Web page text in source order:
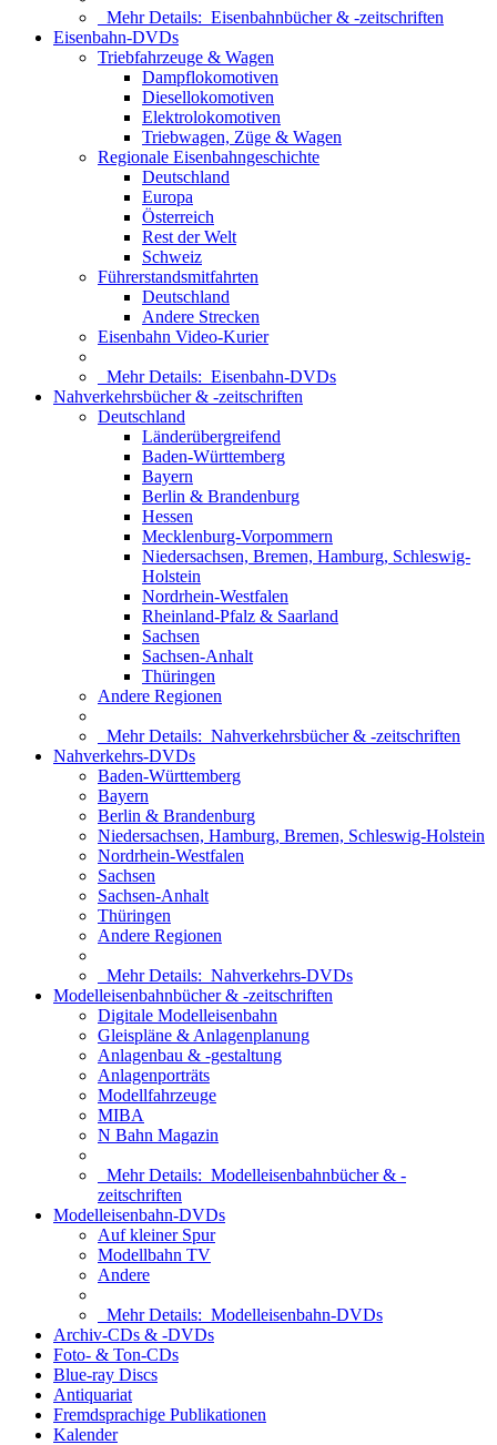
Mehr Details: Eisenbahnbücher & -zeitschriften
Eisenbahn-DVDs
Triebfahrzeuge & Wagen
Dampflokomotiven
Diesellokomotiven
Elektrolokomotiven
Triebwagen, Züge & Wagen
Regionale Eisenbahngeschichte
Deutschland
Europa
Österreich
Rest der Welt
Schweiz
Führerstandsmitfahrten
Deutschland
Andere Strecken
Eisenbahn Video-Kurier
Mehr Details: Eisenbahn-DVDs
Nahverkehrsbücher & -zeitschriften
Deutschland
Länderübergreifend
Baden-Württemberg
Bayern
Berlin & Brandenburg
Hessen
Mecklenburg-Vorpommern
Niedersachsen, Bremen, Hamburg, Schleswig-
Holstein
Nordrhein-Westfalen
Rheinland-Pfalz & Saarland
Sachsen
Sachsen-Anhalt
Thüringen
Andere Regionen
Mehr Details: Nahverkehrsbücher & -zeitschriften
Nahverkehrs-DVDs
Baden-Württemberg
Bayern
Berlin & Brandenburg
Niedersachsen, Hamburg, Bremen, Schleswig-Holstein
Nordrhein-Westfalen
Sachsen
Sachsen-Anhalt
Thüringen
Andere Regionen
Mehr Details: Nahverkehrs-DVDs
Modelleisenbahnbücher & -zeitschriften
Digitale Modelleisenbahn
Gleispläne & Anlagenplanung
Anlagenbau & -gestaltung
Anlagenporträts
Modellfahrzeuge
MIBA
N Bahn Magazin
Mehr Details: Modelleisenbahnbücher & -
zeitschriften
Modelleisenbahn-DVDs
Auf kleiner Spur
Modellbahn TV
Andere
Mehr Details: Modelleisenbahn-DVDs
Archiv-CDs & -DVDs
Foto- & Ton-CDs
Blue-ray Discs
Antiquariat
Fremdsprachige Publikationen
Kalender